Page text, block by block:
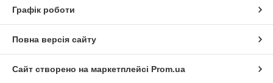
Графік роботи
Повна версія сайту
Сайт створено на маркетплейсі Prom.ua